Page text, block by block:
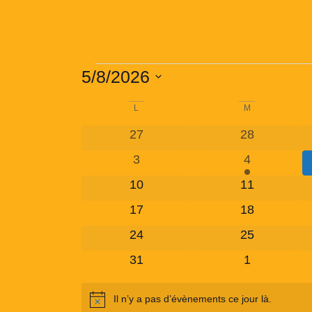
5/8/2026
Calendrier
Évènements
L M
0 évènements
27 0 évènements
28
0 évènements
3 1 évènement
4
0 évènements
10 0 évènements
11
0 évènements
17 0 évènements
18
0 évènements
24 0 évènements
25
0 évènements
31 0
1
NoticeIl n’y a pas d’évènements ce jour là.